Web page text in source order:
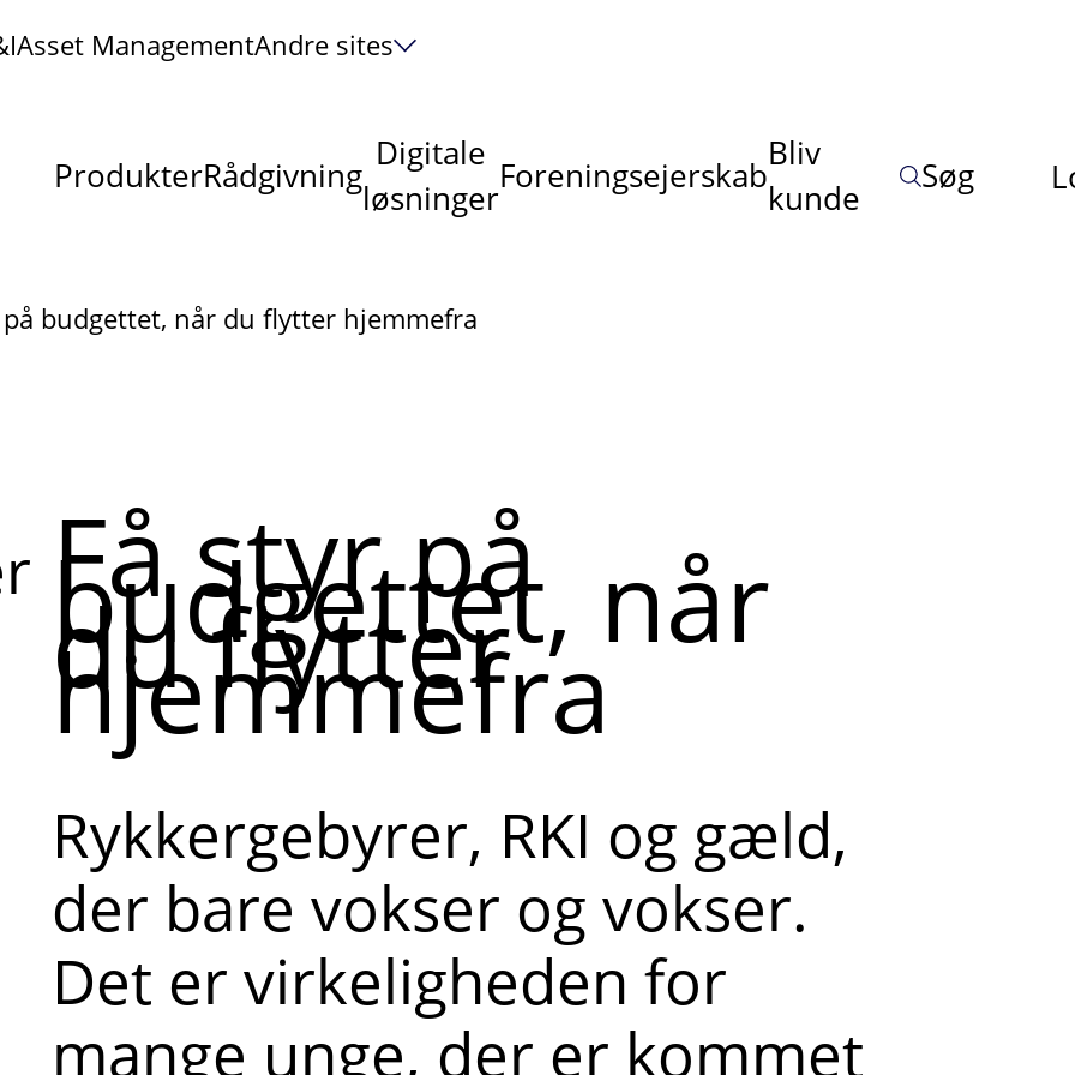
Asset ManagementAndre sites
ProdukterRådgivning
Digitale
løsninger
Foreningsejerskab
Bliv
kunde
Søg
på budgettet, når du flytter hjemmefra
Få styr på
budgettet, når
du flytter
hjemmefra
Rykkergebyrer, RKI og gæld,
der bare vokser og vokser.
Det er virkeligheden for
mange unge, der er kommet